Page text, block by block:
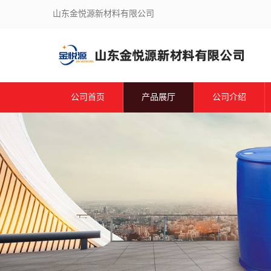
山东金悦源新材料有限公司
公司首页 产品展厅 公司介绍